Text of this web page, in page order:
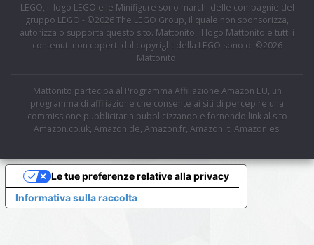
LEGO, il logo LEGO e le Minifigure sono marchi delle compagnie del
gruppo LEGO - ©2026 The LEGO Group, il quale non sponsorizza,
autorizza o supporta questo sito. Mattonito, il logo Mattonito e tutti i
contenuti non coperti dal copyright della LEGO sono di ©2026
Mattonito.
Mattonito partecipa al Programma Affiliazione Amazon EU, un
programma di affiliazione che consente ai siti di percepire una
commissione pubblicitaria pubblicizzando e fornendo link al sito
Amazon.co.uk, Amazon.de, Amazon.fr, Amazon.it, Amazon.es.
Informativa sulla raccolta
Le tue preferenze relative alla privacy